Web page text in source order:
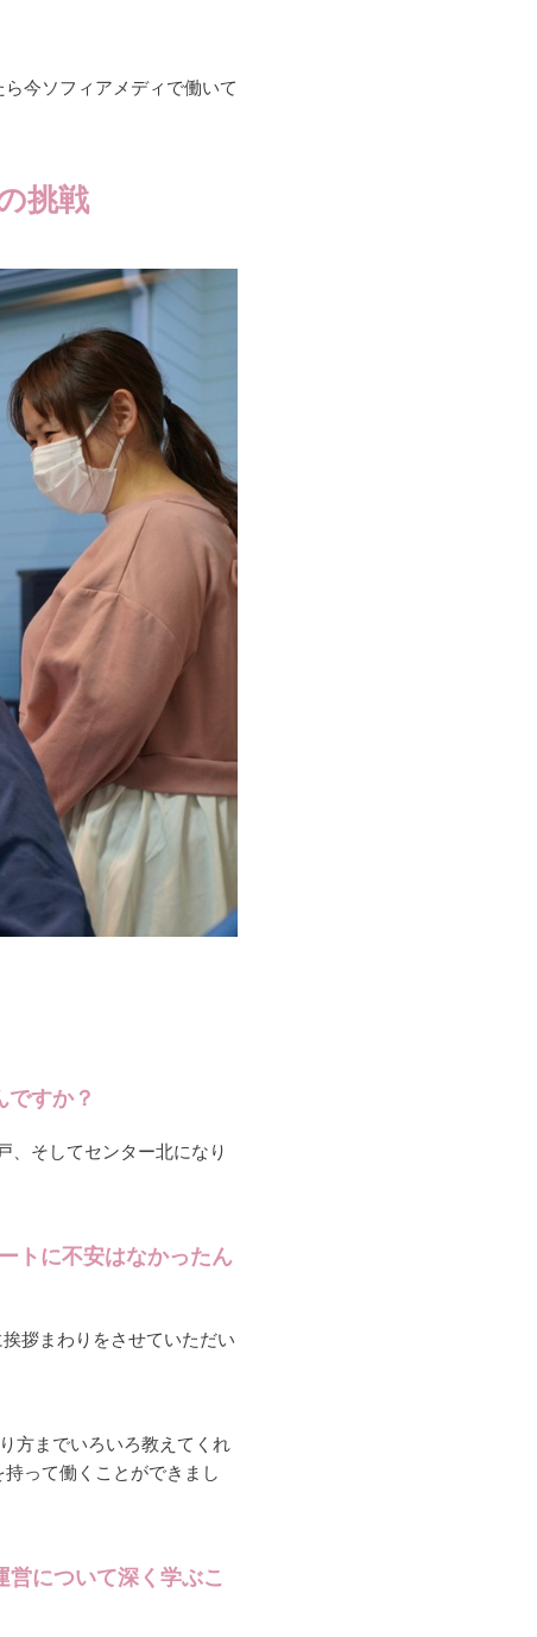
今ソフィアメディで働いて
挑戦
すか？
、そしてセンター北になり
トに不安はなかったん
拶まわりをさせていただい
方までいろいろ教えてくれ
って働くことができまし
について深く学ぶこ